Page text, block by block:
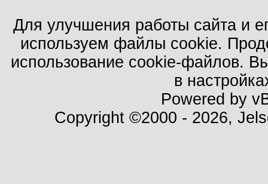
Для улучшения работы сайта и
используем файлы cookie.
использование cookie-файлов.
в
Powered by
Copyright ©2000 - 2026,